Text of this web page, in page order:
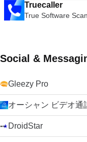
Truecaller
True Software
Social &
Gleezy Pro
オーシャン ビデオ通
DroidStar